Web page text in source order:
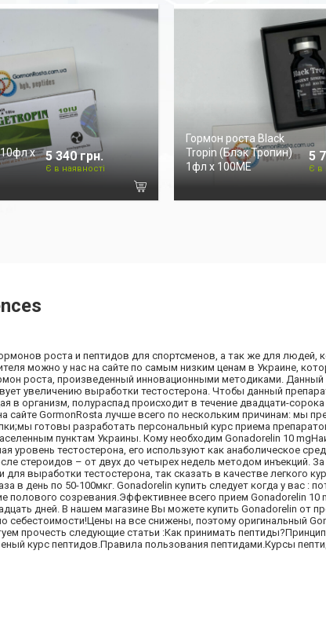
х
5 340 грн.
Є в наявності
Гормон роста Black
Tropin (Блэк Тропин)
1фл х 100ME
5
Є в
роста и пептидов для спортсменов, а так же для людей,
можно у нас на сайте по самым низким ценам в Украине,
роста, произведенный инновационными методиками. Данный
увеличению выработки тестостерона. Чтобы данный
организм, полураспад происходит в течение двадцати-
сайте GormonRosta лучше всего по нескольким причинам: мы
готовы разработать персональный курс приема
пунктам Украины. Кому необходим Gonadorelin 10
тестостерона, его используют как анаболическое
стероидов – от двух до четырех недель методом инъекций.
выработки тестостерона, так сказать в качестве легкого
в день по 50-100мкг. Gonadorelin купить следует когда у вас :
полового созревания.Эффективнее всего прием Gonadorelin 10
дней. В нашем магазине Вы можете купить Gonadorelin от
на все снижены, поэтому оригинальный
прочесть следующие статьи :Как принимать
курс пептидов.Правила пользования пептидами.Курсы